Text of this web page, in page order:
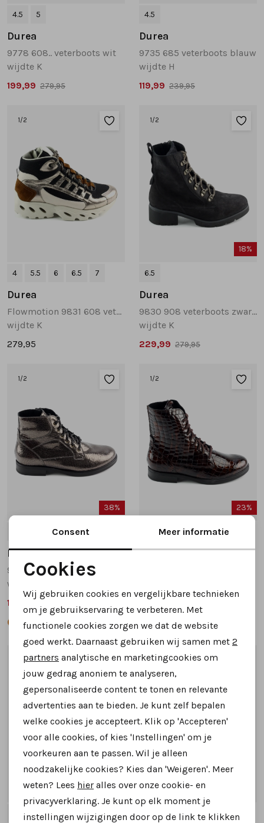
4.5 5
Durea
9778 608.. veterboots wit
wijdte K
199,99 279,95
4.5
Durea
9735 685 veterboots blauw
wijdte H
119,99 239,95
1 /2
4 5.5 6 6.5 7
Durea
Flowmotion 9831 608 veterboots brons multi
wijdte K
279,95
1 /2
18%
6.5
Durea
9830 908 veterboots zwart combinatie
wijdte K
229,99 279,95
1 /2
38%
5.5 6
Durea
9832 835 veterboots brons
wijdte H
159,99
1 /2
23%
7
Durea
199,99
/2
5.5 6 6.5
1/2
5 5.5 6 6.5
Noodzakelijke cookies
Personalisatie cookies
Analytische cookies
Marketing cookies
Consent Meer informatie
Cookies
Wij gebruiken cookies en vergelijkbare technieken
om je gebruikservaring te verbeteren. Met
functionele cookies zorgen we dat de website
goed werkt. Daarnaast gebruiken wij samen met 2
partners analytische en marketingcookies om
jouw gedrag anoniem te analyseren,
gepersonaliseerde content te tonen en relevante
advertenties aan te bieden. Je kunt zelf bepalen
welke cookies je accepteert. Klik op 'Accepteren'
voor alle cookies, of kies 'Instellingen' om je
voorkeuren aan te passen. Wil je alleen
noodzakelijke cookies? Kies dan 'Weigeren'. Meer
weten? Lees hier alles over onze cookie- en
privacyverklaring. Je kunt op elk moment je
instellingen wijzigingen door op de link te klikken